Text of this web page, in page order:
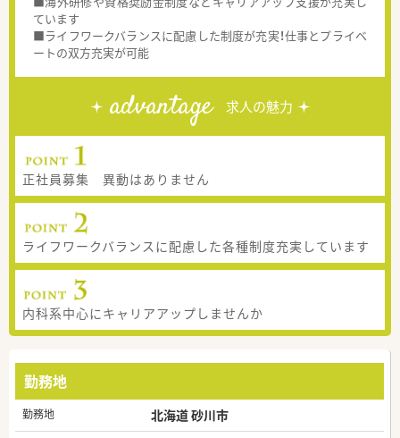
ています
■ライフワークバランスに配慮した制度が充実！仕事とプライベ
ートの双方充実が可能
advantage 求人の魅力
正社員募集 異動はありません
ライフワークバランスに配慮した各種制度充実しています
内科系中心にキャリアアップしませんか
勤務地
勤務地 北海道 砂川市